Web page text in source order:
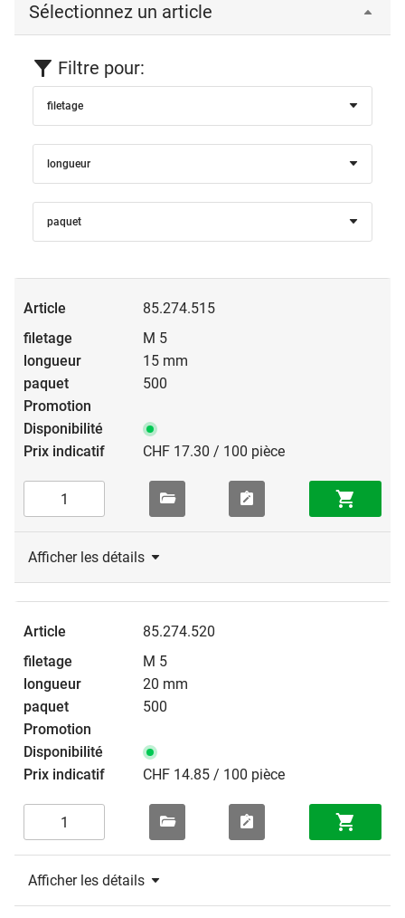
Sélectionnez un article
Filtre pour:
filetage
longueur
paquet
85.274.515
M 5
15 mm
500
CHF 17.30 / 100 pièce
Afficher les détails
85.274.520
M 5
20 mm
500
CHF 14.85 / 100 pièce
Afficher les détails